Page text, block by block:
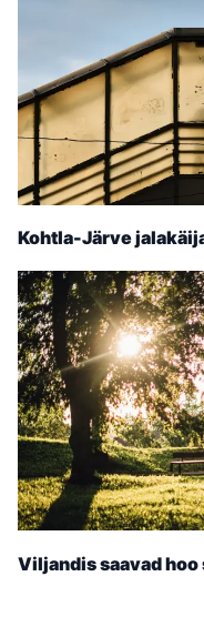
Kohtla-Järve
Viljandis saavad